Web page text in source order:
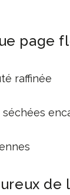
page
raffinée
de